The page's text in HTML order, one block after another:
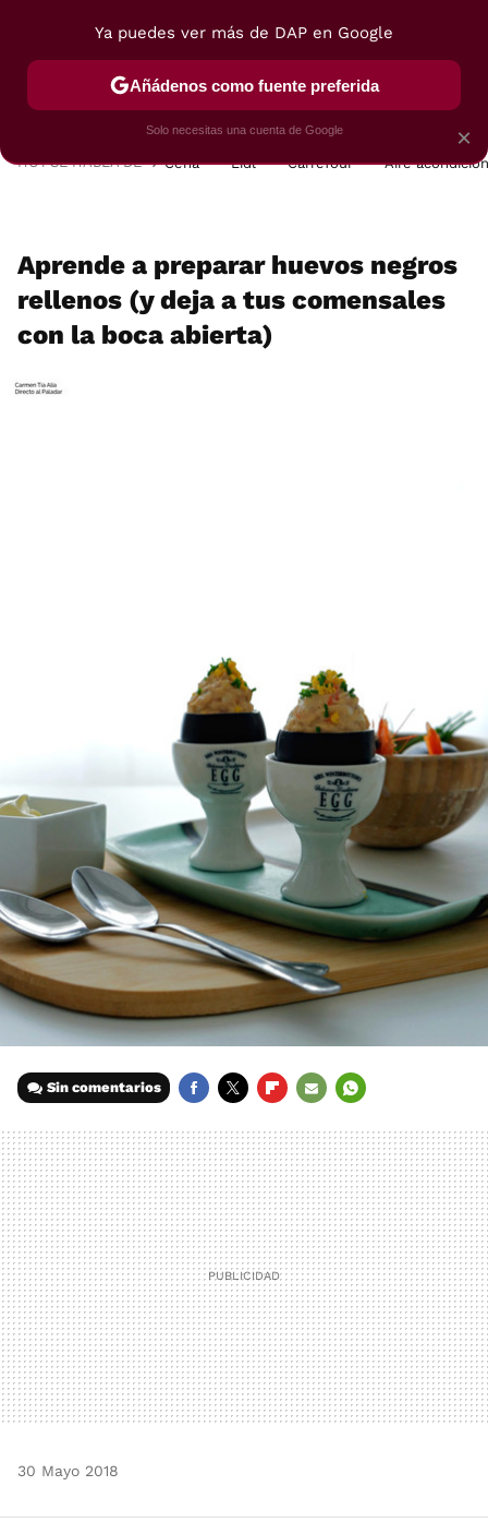
POSTRES VIAJES SELECCIÓN VEGUI
HOY SE HABLA DE Cena Lidl Carrefour Aire
Aprende a preparar huevos negros
rellenos (y deja a tus comensales
con la boca abierta)
Sin comentarios
MAIL
30 Mayo 2018
×
Ya puedes ver más de DAP en Google
Añádenos como fuente preferida
Solo necesitas una cuenta de Google